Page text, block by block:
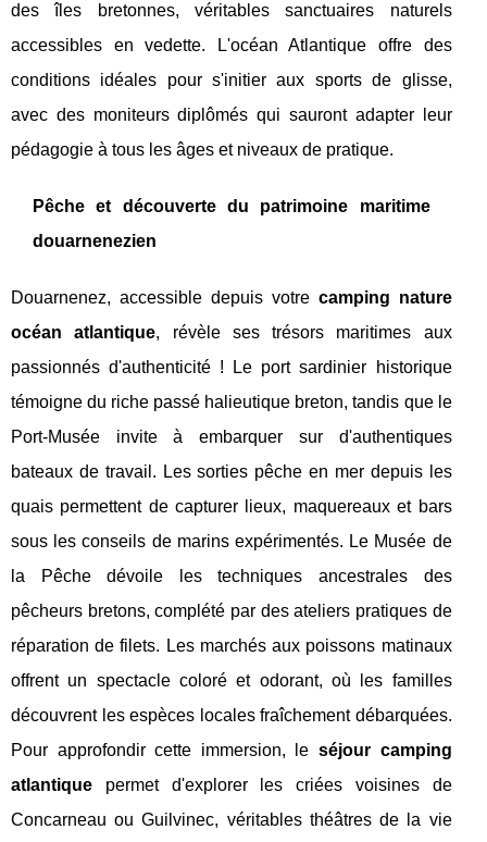
des îles bretonnes, véritables sanctuaires naturels
accessibles en vedette. L'océan Atlantique offre des
conditions idéales pour s'initier aux sports de glisse,
avec des moniteurs diplômés qui sauront adapter leur
pédagogie à tous les âges et niveaux de pratique.
Pêche et découverte du patrimoine maritime
douarnenezien
Douarnenez, accessible depuis votre camping nature
océan atlantique, révèle ses trésors maritimes aux
passionnés d'authenticité ! Le port sardinier historique
témoigne du riche passé halieutique breton, tandis que le
Port-Musée invite à embarquer sur d'authentiques
bateaux de travail. Les sorties pêche en mer depuis les
quais permettent de capturer lieux, maquereaux et bars
sous les conseils de marins expérimentés. Le Musée de
la Pêche dévoile les techniques ancestrales des
pêcheurs bretons, complété par des ateliers pratiques de
réparation de filets. Les marchés aux poissons matinaux
offrent un spectacle coloré et odorant, où les familles
découvrent les espèces locales fraîchement débarquées.
Pour approfondir cette immersion, le séjour camping
atlantique permet d'explorer les criées voisines de
Concarneau ou Guilvinec, véritables théâtres de la vie